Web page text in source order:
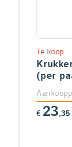
(per
Te koop
€ 23,35